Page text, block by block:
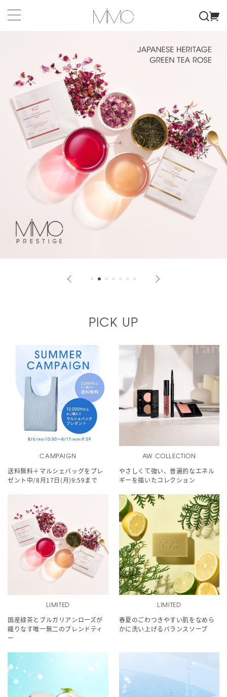
PICK UP
CAMPAIGN
送料無料＋マルシェバッグをプレ
ゼント中/8月17日(月)9:59まで
AW COLLECTION
やさしくて強い、普遍的なエネル
ギーを描いたコレクション
LIMITED
国産緑茶とブルガリアンローズが
織りなす唯一無二のブレンドティ
ー
LIMITED
春夏のごわつきやすい肌をなめら
かに洗い上げるバランスソープ